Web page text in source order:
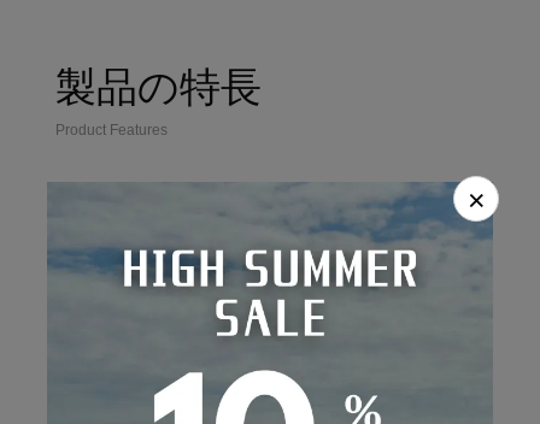
製品の特長
Product Features
複雑な曲面の採寸
固定ベルト
テンションがかかり
×